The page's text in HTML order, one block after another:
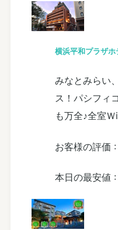
横浜平和プラザホ
みなとみらい
ス！パシフィ
も万全♪全室
お客様の評価 :
本日の最安値 :